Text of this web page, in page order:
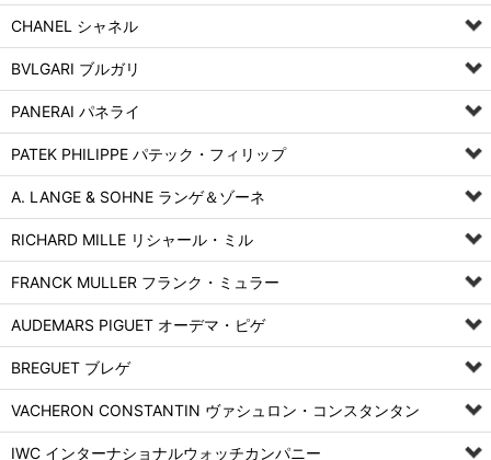
CHANEL シャネル
BVLGARI ブルガリ
PANERAI パネライ
PATEK PHILIPPE パテック・フィリップ
A. LANGE & SOHNE ランゲ＆ゾーネ
RICHARD MILLE リシャール・ミル
FRANCK MULLER フランク・ミュラー
AUDEMARS PIGUET オーデマ・ピゲ
BREGUET ブレゲ
VACHERON CONSTANTIN ヴァシュロン・コンスタンタン
IWC インターナショナルウォッチカンパニー